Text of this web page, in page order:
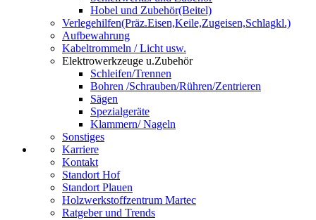
Hobel und Zubehör(Beitel)
Verlegehilfen(Präz.Eisen,Keile,Zugeisen,Schlagkl.)
Aufbewahrung
Kabeltrommeln / Licht usw.
Elektrowerkzeuge u.Zubehör
Schleifen/Trennen
Bohren /Schrauben/Rühren/Zentrieren
Sägen
Spezialgeräte
Klammern/ Nageln
Sonstiges
Karriere
Kontakt
Standort Hof
Standort Plauen
Holzwerkstoffzentrum Martec
Ratgeber und Trends